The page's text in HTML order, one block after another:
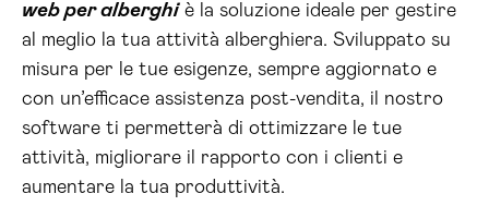
web per alberghiè la soluzione ideale per gestire
al meglio la tua attività alberghiera. Sviluppato su
misura per le tue esigenze, sempre aggiornato e
con un’efficace assistenza post-vendita, il nostro
software ti permetterà di ottimizzare le tue
attività, migliorare il rapporto con i clienti e
aumentare la tua produttività.